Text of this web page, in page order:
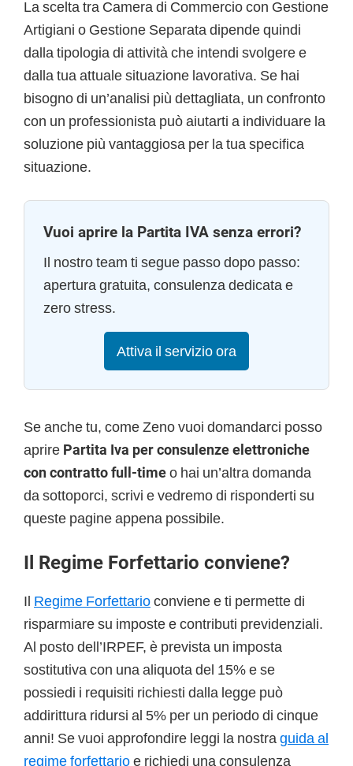
La scelta tra Camera di Commercio con Gestione
Artigiani o Gestione Separata dipende quindi
dalla tipologia di attività che intendi svolgere e
dalla tua attuale situazione lavorativa. Se hai
bisogno di un’analisi più dettagliata, un confronto
con un professionista può aiutarti a individuare la
soluzione più vantaggiosa per la tua specifica
situazione.
Vuoi aprire la Partita IVA senza errori?
Il nostro team ti segue passo dopo passo:
apertura gratuita, consulenza dedicata e
zero stress.
Attiva il servizio ora
Se anche tu, come Zeno vuoi domandarci posso
aprire Partita Iva per consulenze elettroniche
con contratto full-timeo hai un’altra domanda
da sottoporci, scrivi e vedremo di risponderti su
queste pagine appena possibile.
Il Regime Forfettario conviene?
Il Regime Forfettarioconviene e ti permette di
risparmiare su imposte e contributi previdenziali.
Al posto dell’IRPEF, è prevista un imposta
sostitutiva con una aliquota del 15% e se
possiedi i requisiti richiesti dalla legge può
addirittura ridursi al 5% per un periodo di cinque
anni! Se vuoi approfondire leggi la nostra guida al
regime forfettarioe richiedi una consulenza